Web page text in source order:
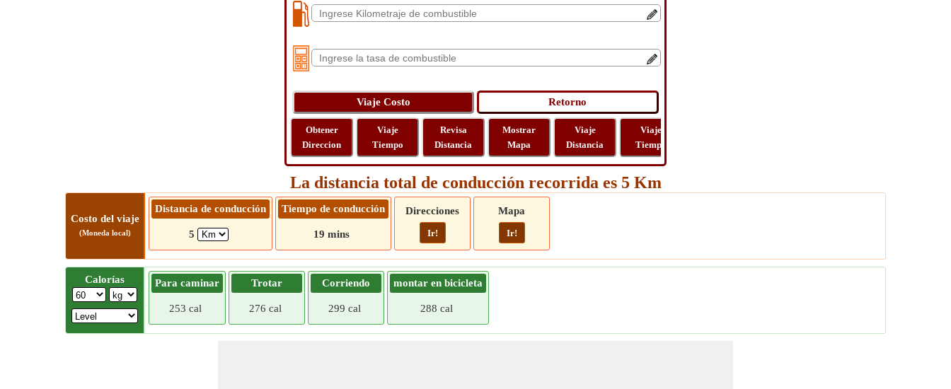
Obtener
Direccion
Viaje
Tiempo
Revisa
Distancia
Mostrar
Mapa
Viaje
Distancia
Viaje
Tiempo
La distancia total de conducción recorrida es 5 Km
Costo del viaje
(Moneda local)
Distancia de conducción
5
Tiempo de conducción
19 mins
Direcciones
Ir!
Mapa
Ir!
Calorías Para caminar
253 cal
Trotar
276 cal
Corriendo
299 cal
montar en bicicleta
288 cal